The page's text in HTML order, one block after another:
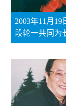
2003年11月
段轮一共同为